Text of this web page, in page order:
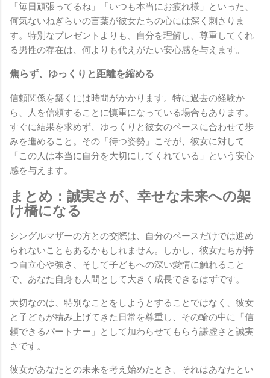
「毎日頑張ってるね」「いつも本当にお疲れ様」といった、
何気ないねぎらいの言葉が彼女たちの心には深く刺さりま
す。特別なプレゼントよりも、自分を理解し、尊重してくれ
る男性の存在は、何よりも代えがたい安心感を与えます。
焦らず、ゆっくりと距離を縮める
信頼関係を築くには時間がかかります。特に過去の経験か
ら、人を信頼することに慎重になっている場合もあります。
すぐに結果を求めず、ゆっくりと彼女のペースに合わせて歩
みを進めること。その「待つ姿勢」こそが、彼女に対して
「この人は本当に自分を大切にしてくれている」という安心
感を与えます。
まとめ：誠実さが、幸せな未来への架
け橋になる
シングルマザーの方との交際は、自分のペースだけでは進め
られないこともあるかもしれません。しかし、彼女たちが持
つ自立心や強さ、そして子どもへの深い愛情に触れること
で、あなた自身も人間として大きく成長できるはずです。
大切なのは、特別なことをしようとすることではなく、彼女
と子どもが積み上げてきた日常を尊重し、その輪の中に「信
頼できるパートナー」として加わらせてもらう謙虚さと誠実
さです。
彼女があなたとの未来を考え始めたとき、それはあなたとい